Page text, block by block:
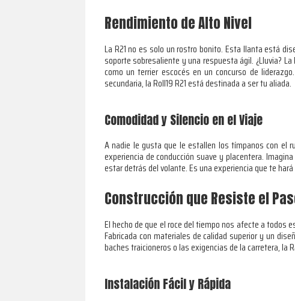
Rendimiento de Alto Nivel
La R21 no es solo un rostro bonito. Esta llanta está
soporte sobresaliente y una respuesta ágil. ¿Lluvia?
como un terrier escocés en un concurso de
secundaria, la Roll19 R21 está destinada a ser tu aliada.
Comodidad y Silencio en el Viaje
A nadie le gusta que le estallen los tímpanos con el
experiencia de conducción suave y placentera.
estar detrás del volante. Es una experiencia que te
Construcción que Resiste el
El hecho de que el roce del tiempo nos afecte a todos
Fabricada con materiales de calidad superior y un
baches traicioneros o las exigencias de la carretera, la
Instalación Fácil y Rápida